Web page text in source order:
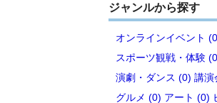
ジャンルから探す
オンラインイベント
スポーツ観戦・体験
演劇・ダンス (0) 講演
グルメ (0) アート (0)